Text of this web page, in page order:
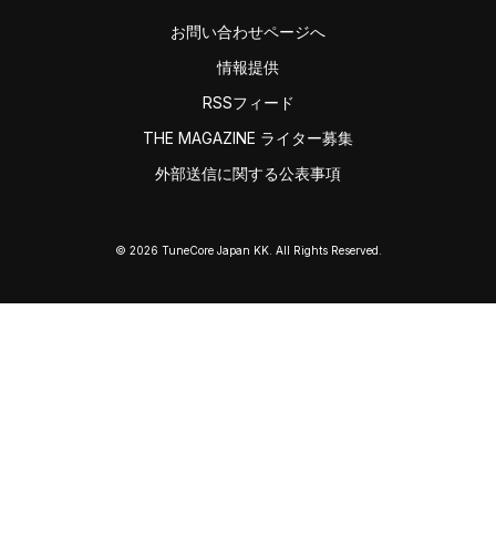
お問い合わせページへ
情報提供
RSSフィード
THE MAGAZINE ライター募集
外部送信に関する公表事項
© 2026 TuneCore Japan KK. All Rights Reserved.